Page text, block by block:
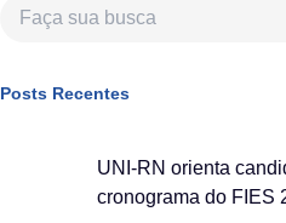
Posts Recentes
UNI-RN orienta
cronograma do FIES